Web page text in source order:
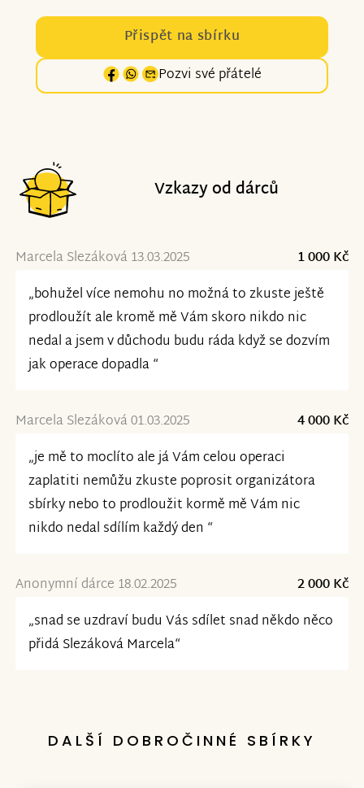
Přispět na sbírku
Pozvi své přátelé
Vzkazy od dárců
Marcela Slezáková 13.03.2025
1 000 Kč
„bohužel více nemohu no možná to zkuste ještě
prodloužít ale kromě mě Vám skoro nikdo nic
nedal a jsem v důchodu budu ráda když se dozvím
jak operace dopadla “
Marcela Slezáková 01.03.2025
4 000 Kč
„je mě to moclíto ale já Vám celou operaci
zaplatiti nemůžu zkuste poprosit organizátora
sbírky nebo to prodloužit kormě mě Vám nic
nikdo nedal sdílím každý den “
Anonymní dárce 18.02.2025
2 000 Kč
„snad se uzdraví budu Vás sdílet snad někdo něco
přidá Slezáková Marcela“
DALŠÍ DOBROČINNÉ SBÍRKY